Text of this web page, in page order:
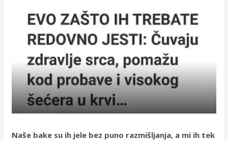
Naše bake su ih jele bez puno razmišljanja, a mi ih tek